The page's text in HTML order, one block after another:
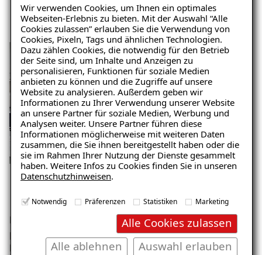
Wir verwenden Cookies, um Ihnen ein optimales
Webseiten-Erlebnis zu bieten. Mit der Auswahl “Alle
Cookies zulassen” erlauben Sie die Verwendung von
Cookies, Pixeln, Tags und ähnlichen Technologien.
Dazu zählen Cookies, die notwendig für den Betrieb
der Seite sind, um Inhalte und Anzeigen zu
personalisieren, Funktionen für soziale Medien
anbieten zu können und die Zugriffe auf unsere
Website zu analysieren. Außerdem geben wir
Informationen zu Ihrer Verwendung unserer Website
an unsere Partner für soziale Medien, Werbung und
Analysen weiter. Unsere Partner führen diese
Informationen möglicherweise mit weiteren Daten
zusammen, die Sie ihnen bereitgestellt haben oder die
sie im Rahmen Ihrer Nutzung der Dienste gesammelt
haben. Weitere Infos zu Cookies finden Sie in unseren
Datenschutzhinweisen.
Notwendig Präferenzen Statistiken Marketing
Alle Cookies zulassen
Auswahl erlauben
Alle ablehnen
Ihr Weg mit uns
01
Ihre Anfrage an ISOTEC
Nehmen Sie zu uns Kontakt auf. Ganz gleich ob
per Telefon oder online per Email oder
Kontaktformular. Gemeinsam vereinbaren wir